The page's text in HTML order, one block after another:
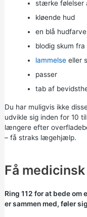
stærke følelser
kløende hud
en blå
blodig skum fra
lammelseeller
passer
tab af
Du har muligvis ikke
udvikle sig inden for 10
længere efter
– få straks lægehjælp.
Få
Ring 112 for at bede om
er sammen med, føler